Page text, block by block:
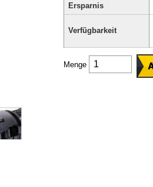
Ersparnis
Verfügbarkeit
Menge